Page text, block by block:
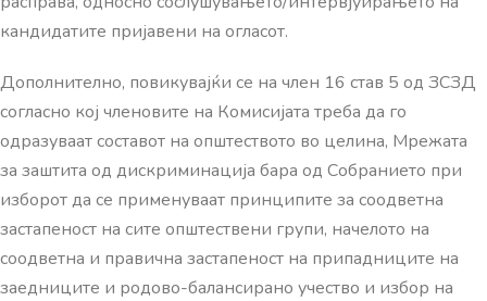
кандидатите пријавени на огласот.
Дополнително, повикувајќи се на член 16 став 5 од ЗСЗД
согласно кој членовите на Комисијата треба да го
одразуваат составот на општеството во целина, Мрежата
за заштита од дискриминација бара од Собранието при
изборот да се применуваат принципите за соодветна
застапеност на сите општествени групи, начелото на
соодветна и правична застапеност на припадниците на
заедниците и родово-балансирано учество и избор на